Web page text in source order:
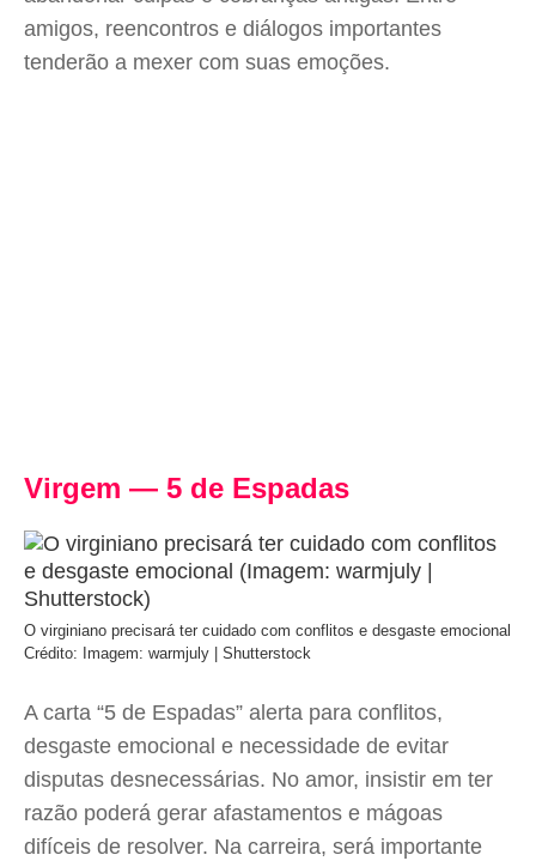
amigos, reencontros e diálogos importantes
tenderão a mexer com suas emoções.
Virgem — 5 de Espadas
O virginiano precisará ter cuidado com conflitos e desgaste emocional
Crédito: Imagem: warmjuly | Shutterstock
A carta “5 de Espadas” alerta para conflitos,
desgaste emocional e necessidade de evitar
disputas desnecessárias. No amor, insistir em ter
razão poderá gerar afastamentos e mágoas
difíceis de resolver. Na carreira, será importante